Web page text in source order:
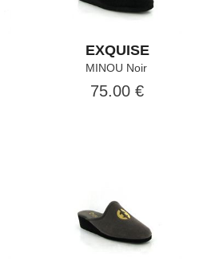
EXQUISE
MINOU Noir
75.00 €